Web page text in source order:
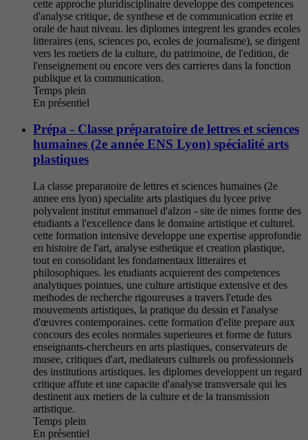
cette approche pluridisciplinaire developpe des competences
d'analyse critique, de synthese et de communication ecrite et
orale de haut niveau. les diplomes integrent les grandes ecoles
litteraires (ens, sciences po, ecoles de journalisme), se dirigent
vers les metiers de la culture, du patrimoine, de l'edition, de
l'enseignement ou encore vers des carrieres dans la fonction
publique et la communication.
Temps plein
En présentiel
Prépa - Classe préparatoire de lettres et sciences
humaines (2e année ENS Lyon) spécialité arts
plastiques
La classe preparatoire de lettres et sciences humaines (2e
annee ens lyon) specialite arts plastiques du lycee prive
polyvalent institut emmanuel d'alzon - site de nimes forme des
etudiants a l'excellence dans le domaine artistique et culturel.
cette formation intensive developpe une expertise approfondie
en histoire de l'art, analyse esthetique et creation plastique,
tout en consolidant les fondamentaux litteraires et
philosophiques. les etudiants acquierent des competences
analytiques pointues, une culture artistique extensive et des
methodes de recherche rigoureuses a travers l'etude des
mouvements artistiques, la pratique du dessin et l'analyse
d'œuvres contemporaines. cette formation d'elite prepare aux
concours des ecoles normales superieures et forme de futurs
enseignants-chercheurs en arts plastiques, conservateurs de
musee, critiques d'art, mediateurs culturels ou professionnels
des institutions artistiques. les diplomes developpent un regard
critique affute et une capacite d'analyse transversale qui les
destinent aux metiers de la culture et de la transmission
artistique.
Temps plein
En présentiel